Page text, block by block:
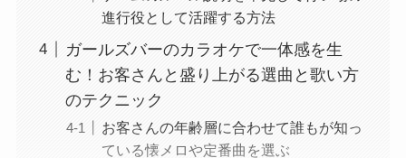
進行役として活躍する方法
ガールズバーのカラオケで一体感を生
む！お客さんと盛り上がる選曲と歌い方
のテクニック
お客さんの年齢層に合わせて誰もが知っ
ている懐メロや定番曲を選ぶ